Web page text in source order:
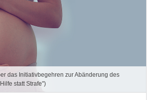
das Initiativbegehren zur Abänderung des
statt Strafe")